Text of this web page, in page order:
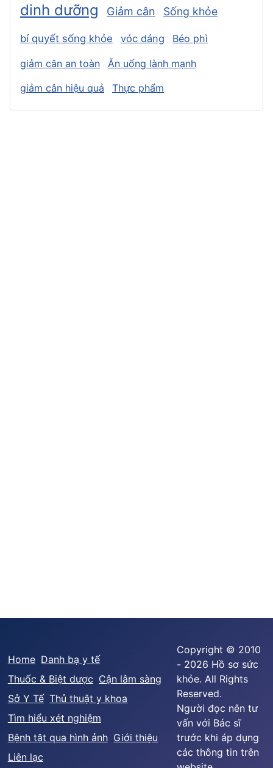
dinh dưỡng Giảm cân Sống khỏe
bí quyết sống khỏe vóc dáng Béo phì
giảm cân an toàn
Ăn uống lành mạnh
giảm cân hiệu quả
Thực phẩm
Home Danh bạ y tế
Thuốc & Biệt dược Cận lâm sàng
Sở Y Tế Thủ thuật y khoa
Tìm hiểu xét nghiệm
Bệnh tật qua hình ảnh Giới thiệu
Liên lạc
Copyright © 2010
- 2026 Hồ sơ sức
khỏe. All Rights
Reserved.
Người đọc nên tư
vấn với Bác sĩ
trước khi áp dụng
các thông tin trên